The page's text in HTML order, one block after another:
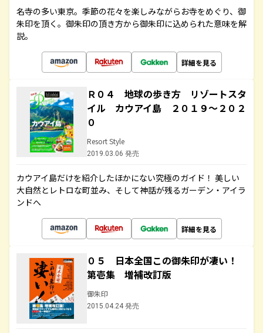
名寺の多い東京。季節の花々を楽しみながらお寺をめぐり、御
朱印を頂く。御朱印の頂き方から御朱印に込められた意味を解
説。
詳細を見る
Ｒ０４ 地球の歩き方 リゾートスタ
イル カウアイ島 ２０１９～２０２
０
Resort Style
2019.03.06 発売
カウアイ島だけを紹介したほかにない究極のガイド！ 美しい
大自然とレトロな町並み、そして神話が残るガーデン・アイラ
ンドへ
詳細を見る
０５ 日本全国この御朱印が凄い！
第壱集 増補改訂版
御朱印
2015.04.24 発売